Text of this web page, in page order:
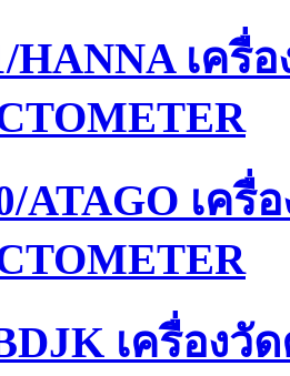
HANNA เค
ATAGO เค
เครื่องวั